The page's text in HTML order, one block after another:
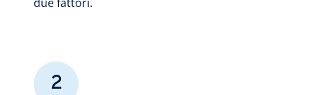
due fattori.
2